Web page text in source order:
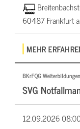
60487 Frankfurt
MEHR
BKrFQG
SVG
12.09.2026